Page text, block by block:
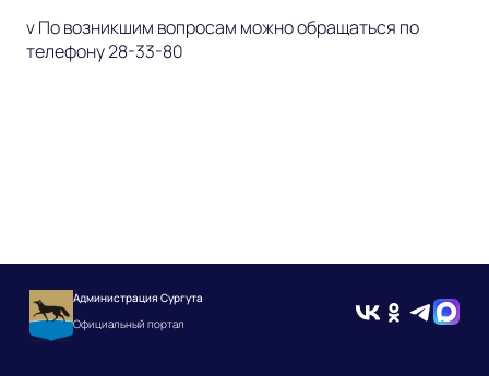
v По возникшим вопросам можно обращаться по
телефону 28-33-80
Администрация Сургута
Официальный портал